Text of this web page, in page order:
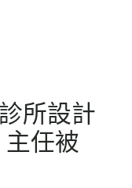
所設計
任被